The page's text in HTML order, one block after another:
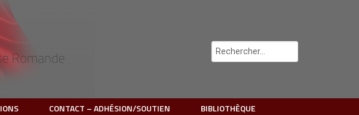
CONTACT – ADHÉSION/SOUTIEN BIBLIOTHÈQUE